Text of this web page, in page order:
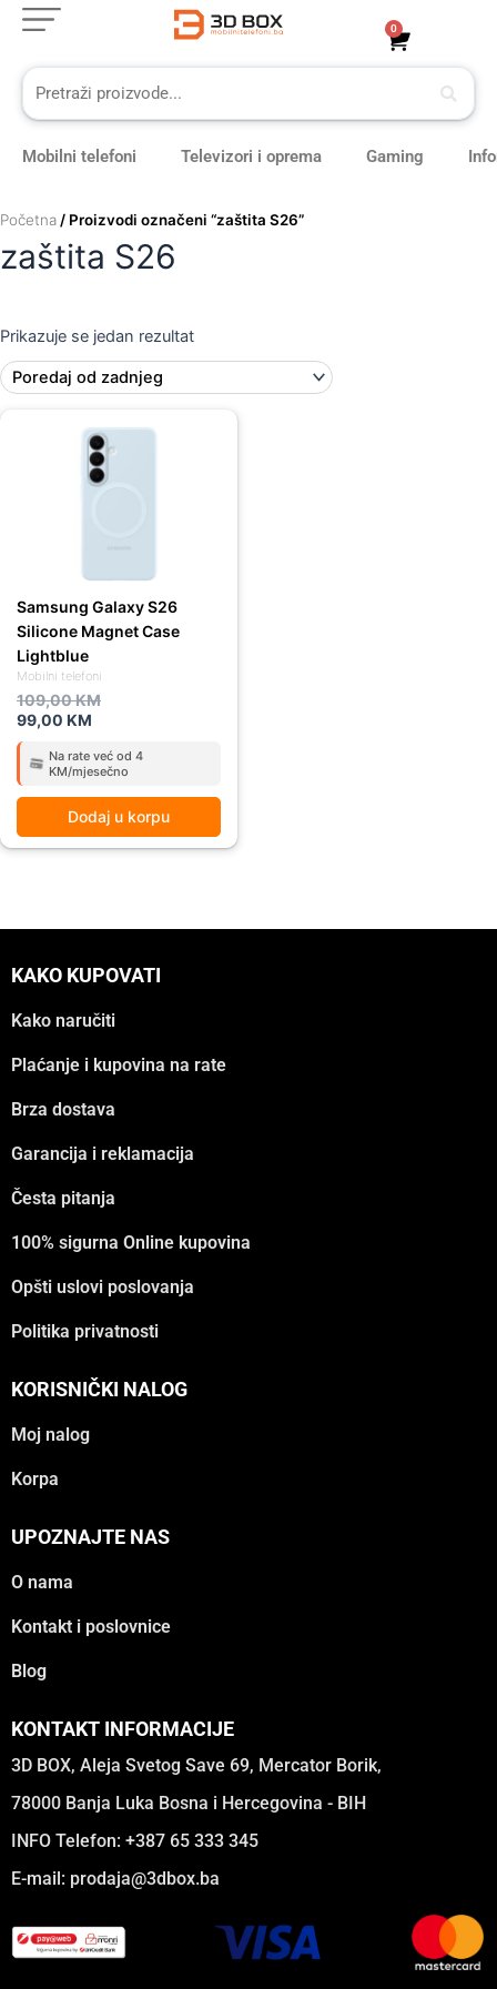
Skip
content
0
Cart
Mobilni telefoni Televizori i oprema Gaming
Početna / Proizvodi označeni “zaštita S26”
zaštita S26
Prikazuje se jedan rezultat
Mobilni telefoni
Samsung Galaxy S26
Silicone Magnet Case
Lightblue
109,00KM
109,00 KM.
99,00 KM
99,00 KM.
Na rate već od 4
KM/mjesečno
Dodaj u korpu
KAKO KUPOVATI
Kako naručiti
Plaćanje i kupovina na rate
Brza dostava
Garancija i reklamacija
Česta pitanja
100% sigurna Online kupovina
Opšti uslovi poslovanja
Politika privatnosti
KORISNIČKI NALOG
Moj nalog
Korpa
UPOZNAJTE NAS
O nama
Kontakt i poslovnice
Blog
KONTAKT INFORMACIJE
3D BOX, Aleja Svetog Save 69, Mercator Borik,
78000 Banja Luka Bosna i Hercegovina - BIH
INFO Telefon: +387 65 333 345
E-mail: prodaja@3dbox.ba